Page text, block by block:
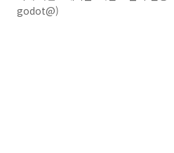
godot@)